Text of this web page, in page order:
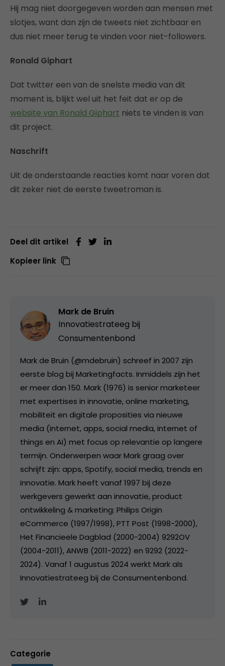
Hij mag niet doorgegeven worden aan mensen met
slotjes, want dan zijn de tweets niet zichtbaar en
dus niet meer terug te vinden voor niet-followers.
Ronald Giphart
Dat twitter een van de snelste media van dit
moment is, blijkt wel uit het feit dat er op de
website van Ronald Giphart niets te vinden is van
dit project.
Naschrift
Uit de onderstaande reacties komt naar voren dat
dit zeker niet de eerste tweetroman is.
Deel dit artikel
Kopieer link
Mark de Bruin
Innovatiestrateeg bij
Consumentenbond
Mark de Bruin (@mdebruin) schreef in 2007 zijn
eerste blog bij Marketingfacts. Inmiddels zijn het
er meer dan 150. Mark (1976) is senior marketeer
met expertises in innovatie, online marketing,
mobiliteit en digitale proposities via nieuwe
media (internet, apps, social media, internet of
things en AI) met focus op relevantie op langere
termijn. Onderwerpen waar Mark graag over
schrijft zijn: apps, Spotify, social media, trends en
innovatie. Mark heeft vanaf 1997 bij deze
werkgevers gewerkt aan innovatie, product
ontwikkeling & marketing: Philips Origin
eCommerce (1997/1998), PTT Post (1998-2000),
Het Financieele Dagblad (2000-2004) 9292OV
(2004-2011), ANWB (2011-2022) en 9292 (2022-
2024). Vanaf 1 augustus 2024 werkt Mark als
Innovatiestrateeg bij de Consumentenbond.
Categorie